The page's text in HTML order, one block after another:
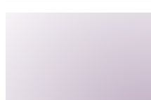
interessante Einblicke in